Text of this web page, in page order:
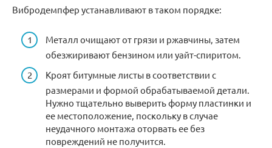
Вибродемпфер устанавливают в таком порядке:
Металл очищают от грязи и ржавчины, затем
обезжиривают бензином или уайт-спиритом.
Кроят битумные листы в соответствии с
размерами и формой обрабатываемой детали.
Нужно тщательно выверить форму пластинки и
ее местоположение, поскольку в случае
неудачного монтажа оторвать ее без
повреждений не получится.